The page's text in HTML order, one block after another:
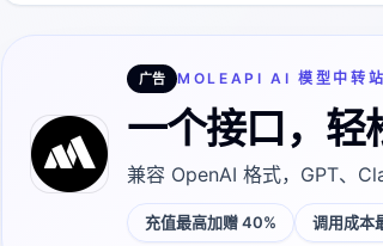
广告 MOLEAPI AI 模型中转站
一个接口，轻
兼容 OpenAI 格式，GPT、
充值最高加赠 40% 调用成本